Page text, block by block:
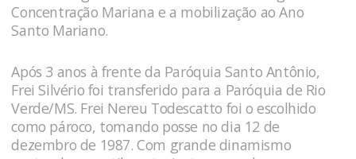
Concentração Mariana e a mobilização ao Ano
Santo Mariano.
Após 3 anos à frente da Paróquia Santo Antônio,
Frei Silvério foi transferido para a Paróquia de Rio
Verde/MS. Frei Nereu Todescatto foi o escolhido
como pároco, tomando posse no dia 12 de
dezembro de 1987. Com grande dinamismo